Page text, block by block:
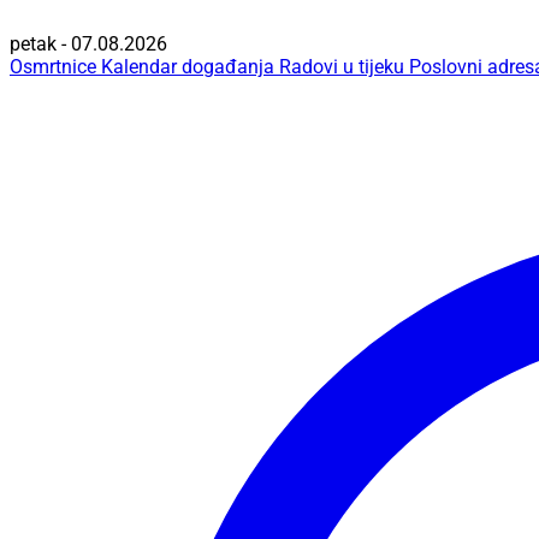
petak - 07.08.2026
Osmrtnice Kalendar događanja Radovi u tijeku Poslovni